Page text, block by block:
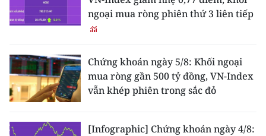
MÔI TRƯỜNG
KIỂM CHỨNG THÔNG TIN
TRI THỨC CHUYÊN SÂU
54 DÂN TỘC VIỆT NAM
ngoại mua ròng phiên thứ 3 liên tiếp
Chứng khoán ngày 5/8: Khối ngoại
mua ròng gần 500 tỷ đồng, VN-Index
vẫn khép phiên trong sắc đỏ
[Infographic] Chứng khoán ngày 4/8: